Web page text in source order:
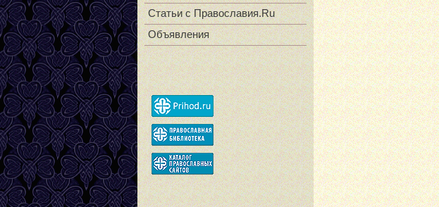
Статьи с Православия.Ru
Объявления